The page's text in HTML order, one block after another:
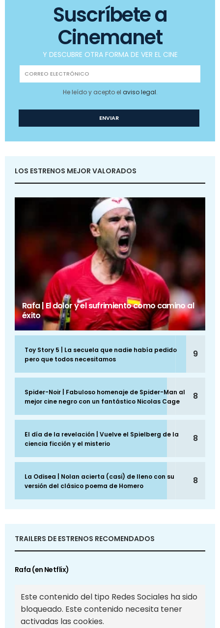
Suscríbete a
Cinemanet
Y DESCUBRE OTRA FORMA DE VER EL CINE
He leído y acepto el aviso legal.
LOS ESTRENOS MEJOR VALORADOS
Rafa | El dolor y el sufrimiento como camino al
éxito
Toy Story 5 | La secuela que nadie había pedido
pero que todos necesitamos
9
Spider-Noir | Fabuloso homenaje de Spider-Man al
mejor cine negro con un fantástico Nicolas Cage
8
El día de la revelación | Vuelve el Spielberg de la
ciencia ficción y el misterio
8
La Odisea | Nolan acierta (casi) de lleno con su
versión del clásico poema de Homero
8
TRAILERS DE ESTRENOS RECOMENDADOS
Rafa (en Netflix)
Este contenido del tipo Redes Sociales ha sido
bloqueado. Este contenido necesita tener
activadas las cookies.